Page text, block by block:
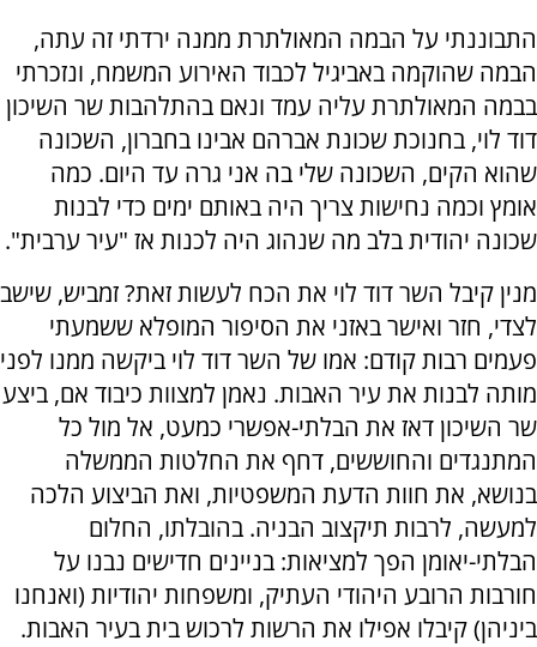
התבוננתי על הבמה המאולתרת ממנה ירדתי זה עתה,
הבמה שהוקמה באביגיל לכבוד האירוע המשמח, ונזכרתי
בבמה המאולתרת עליה עמד ונאם בהתלהבות שר השיכון
דוד לוי, בחנוכת שכונת אברהם אבינו בחברון, השכונה
שהוא הקים, השכונה שלי בה אני גרה עד היום. כמה
אומץ וכמה נחישות צריך היה באותם ימים כדי לבנות
שכונה יהודית בלב מה שנהוג היה לכנות אז "עיר ערבית".
מנין קיבל השר דוד לוי את הכח לעשות זאת? זמביש, שישב
לצדי, חזר ואישר באזני את הסיפור המופלא ששמעתי
פעמים רבות קודם: אמו של השר דוד לוי ביקשה ממנו לפני
מותה לבנות את עיר האבות. נאמן למצוות כיבוד אם, ביצע
שר השיכון דאז את הבלתי-אפשרי כמעט, אל מול כל
המתנגדים והחוששים, דחף את החלטות הממשלה
בנושא, את חוות הדעת המשפטיות, ואת הביצוע הלכה
למעשה, לרבות תיקצוב הבניה. בהובלתו, החלום
הבלתי-יאומן הפך למציאות: בניינים חדישים נבנו על
חורבות הרובע היהודי העתיק, ומשפחות יהודיות (ואנחנו
ביניהן) קיבלו אפילו את הרשות לרכוש בית בעיר האבות.